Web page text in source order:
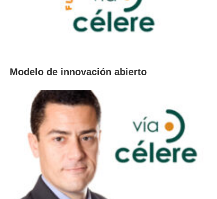
Modelo de innovación abierto